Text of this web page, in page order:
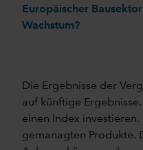
Europäischer
Wachstum?
Die Ergebnisse der
auf künftige
einen Index investieren.
gemanagten Produkte.